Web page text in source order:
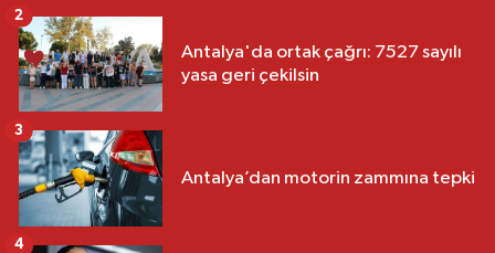
Antalya'da ortak çağrı: 7527 sayılı
yasa geri çekilsin
2
Antalya’dan motorin zammına tepki
3
4